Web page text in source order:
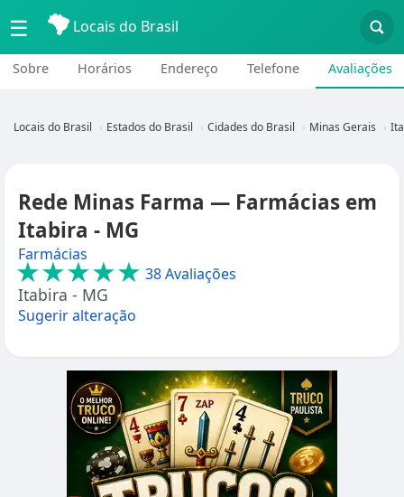
☰ Locais do Brasil
Sobre Horários Endereço Telefone Avaliações
Locais do Brasil Estados do Brasil Cidades do Brasil Minas Gerais
Rede Minas Farma — Farmácias em
Itabira - MG
Farmácias
★★★★★ 38 Avaliações
Itabira - MG
Sugerir alteração